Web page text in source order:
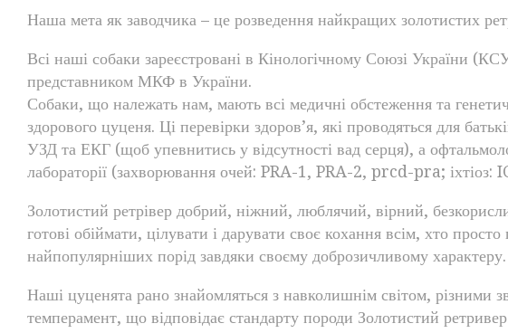
Наша мета як заводчика – це розведення найкращих золотистих
Всі наші собаки зареєстровані в Кінологічному Союзі України
представником МКФ в України.
Собаки, що належать нам, мають всі медичні обстеження та
здорового цуценя. Ці перевірки здоров’я, які проводяться для
УЗД та ЕКГ (щоб упевнитись у відсутності вад серця), а
лабораторії (захворювання очей: PRA-1, PRA-2, prcd-pra; іхтіоз:
Золотистий ретрівер добрий, ніжний, люблячий, вірний,
готові обіймати, цілувати і дарувати своє кохання всім, хто
найпопулярніших порід завдяки своєму доброзичливому
Наші цуценята рано знайомляться з навколишнім світом, різними
темперамент, що відповідає стандарту породи Золотистий